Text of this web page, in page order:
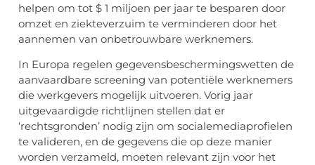
helpen om tot $ 1 miljoen per jaar te besparen door
omzet en ziekteverzuim te verminderen door het
aannemen van onbetrouwbare werknemers.
In Europa regelen gegevensbeschermingswetten de
aanvaardbare screening van potentiële werknemers
die werkgevers mogelijk uitvoeren. Vorig jaar
uitgevaardigde richtlijnen stellen dat er
‘rechtsgronden’ nodig zijn om socialemediaprofielen
te valideren, en de gegevens die op deze manier
worden verzameld, moeten relevant zijn voor het